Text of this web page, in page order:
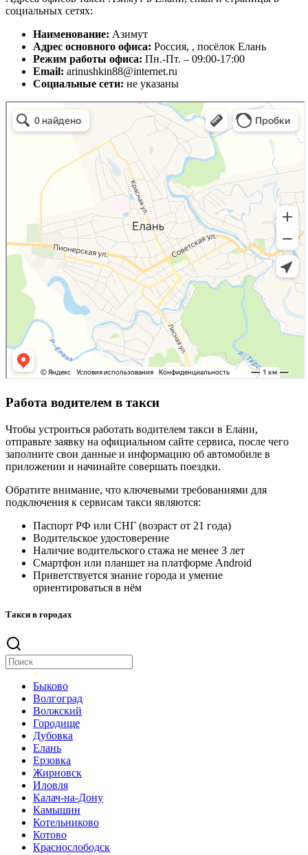
социальных сетях:
Наименование: Азимут
Адрес основного офиса: Россия, , посёлок Елань
Режим работы офиса: Пн.-Пт. – 09:00-17:00
Email: arinushkin88@internet.ru
Социальные сети: не указаны
Работа водителем в такси
Чтобы устроиться работать водителем такси в Елани,
отправьте заявку на официальном сайте сервиса, после чего
заполните свои данные и информацию об автомобиле в
приложении и начинайте совершать поездки.
Обратите внимание, что ключевыми требованиями для
подключения к сервисам такси являются:
Паспорт РФ или СНГ (возраст от 21 года)
Водительское удостоверение
Наличие водительского стажа не менее 3 лет
Смартфон или планшет на платформе Android
Приветствуется знание города и умение
ориентироваться в нём
Такси в городах
Быково
Волгоград
Волжский
Городище
Дубовка
Елань
Ерзовка
Жирновск
Иловля
Калач-на-Дону
Камышин
Котельниково
Котово
Краснослободск